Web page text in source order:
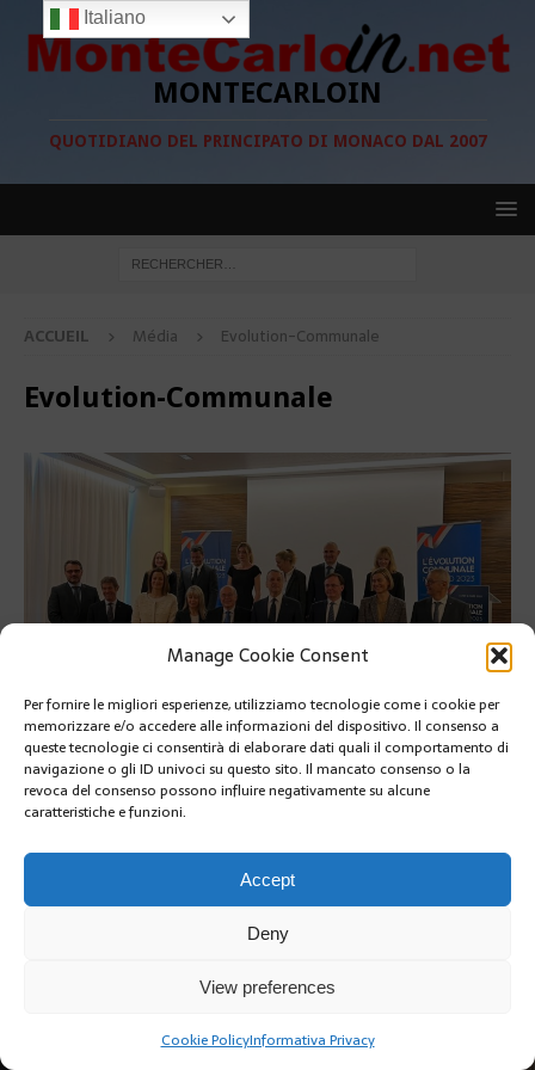
Manage Cookie Consent
Per fornire le migliori esperienze, utilizziamo tecnologie come i cookie per
memorizzare e/o accedere alle informazioni del dispositivo. Il consenso a
queste tecnologie ci consentirà di elaborare dati quali il comportamento di
navigazione o gli ID univoci su questo sito. Il mancato consenso o la
revoca del consenso possono influire negativamente su alcune
caratteristiche e funzioni.
Accept
Deny
View preferences
Cookie PolicyInformativa Privacy
MONTECARLOIN
QUOTIDIANO DEL PRINCIPATO DI MONACO DAL 2007
ACCUEIL Média Evolution-Communale
Evolution-Communale
PRÉCÉDENT
Italiano